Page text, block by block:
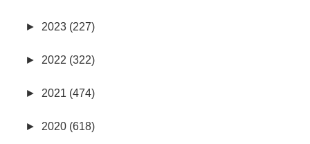
► 2023 (227)
► 2022 (322)
► 2021 (474)
► 2020 (618)